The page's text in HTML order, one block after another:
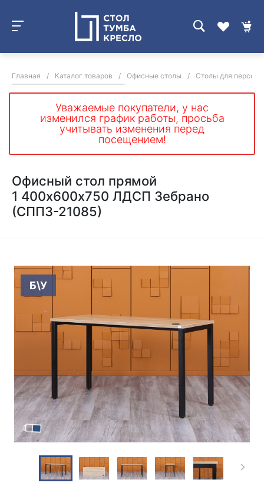
Главная / Каталог товаров / Офисные столы / Столы для
Уважаемые покупатели, у нас
изменился график работы, просьба
учитывать изменения перед
посещением!
Офисный стол прямой
1 400х600х750 ЛДСП Зебрано
(СППЗ-21085)
Б\У